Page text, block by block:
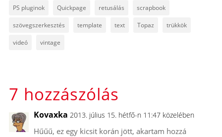
PS pluginok Quickpage retusálás scrapbook
szövegszerkesztés template text Topaz trükkök
videó vintage
7 hozzászólás
Kovaxka 2013. július 15. hétfő-n 11:47 közelében
Hűűű, ez egy kicsit korán jött, akartam hozzá